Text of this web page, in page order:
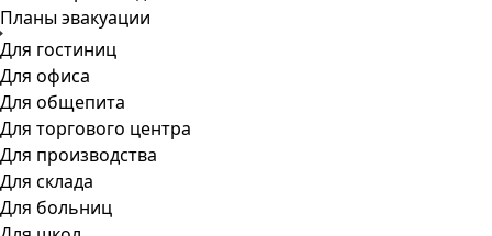
Планы эвакуации
Для гостиниц
Для офиса
Для общепита
Для торгового центра
Для производства
Для склада
Для больниц